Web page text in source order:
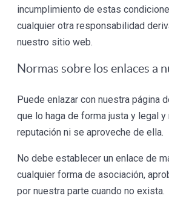
incumplimiento de estas
cualquier otra responsabilidad
nuestro sitio web.
Normas sobre los enlaces a
Puede enlazar con nuestra página
que lo haga de forma justa y legal y
reputación ni se aproveche de ella.
No debe establecer un enlace de
cualquier forma de asociación,
por nuestra parte cuando no exista.